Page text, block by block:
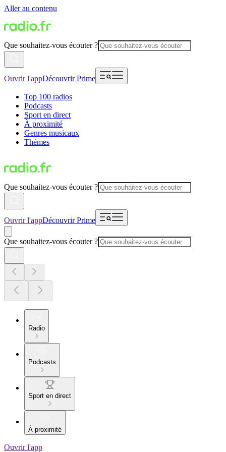
Aller au contenu
Que souhaitez-vous écouter ?
Ouvrir l'appDécouvrir Prime
Top 100 radios
Podcasts
Sport en direct
À proximité
Genres musicaux
Thèmes
Que souhaitez-vous écouter ?
Ouvrir l'appDécouvrir Prime
Que souhaitez-vous écouter ?
Radio
Podcasts
Sport en direct
À proximité
Ouvrir l'app